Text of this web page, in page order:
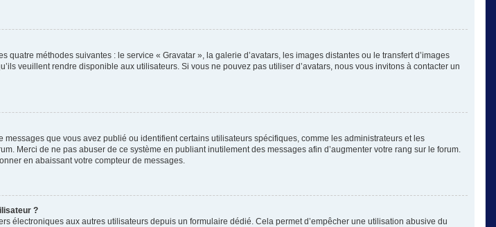
méthodes suivantes : le service « Gravatar », la galerie d’avatars, les images distantes ou le transfert d’images
veuillent rendre disponible aux utilisateurs. Si vous ne pouvez pas utiliser d’avatars, nous vous invitons à contacter un
que vous avez publié ou identifient certains utilisateurs spécifiques, comme les administrateurs et les
Merci de ne pas abuser de ce système en publiant inutilement des messages afin d’augmenter votre rang sur le forum.
en abaissant votre compteur de messages.
?
électroniques aux autres utilisateurs depuis un formulaire dédié. Cela permet d’empêcher une utilisation abusive du